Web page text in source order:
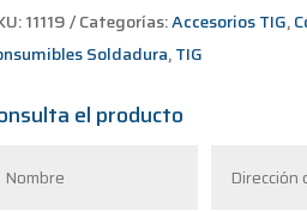
11119 Categorías:Accesorios TIG,
Soldadura,TIG
el producto